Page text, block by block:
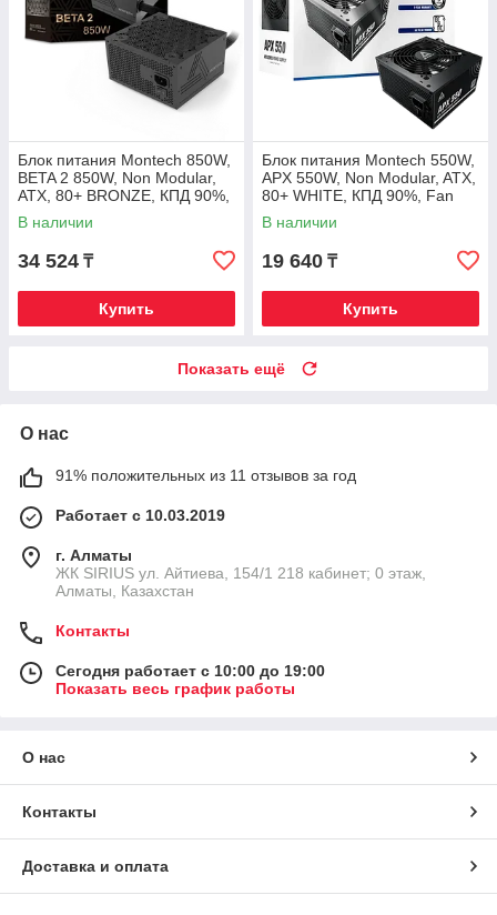
Блок питания Montech 850W,
BETA 2 850W, Non Modular,
ATX, 80+ BRONZE, КПД 90%,
Fan 120mm, Черный
В наличии
34 524 ₸
Купить
Блок питания Montech 550W,
APX 550W, Non Modular, ATX,
80+ WHITE, КПД 90%, Fan
120mm, Черный
В наличии
19 640 ₸
Купить
Показать ещё
О нас
91% положительных из 11 отзывов за год
Работает с 10.03.2019
г. Алматы
​ЖК SIRIUS​ ул. Айтиева, 154/1​ 218 кабинет; 0 этаж,
Алматы, Казахстан
Контакты
Сегодня работает с 10:00 до 19:00
Показать весь график работы
О нас
Контакты
Доставка и оплата